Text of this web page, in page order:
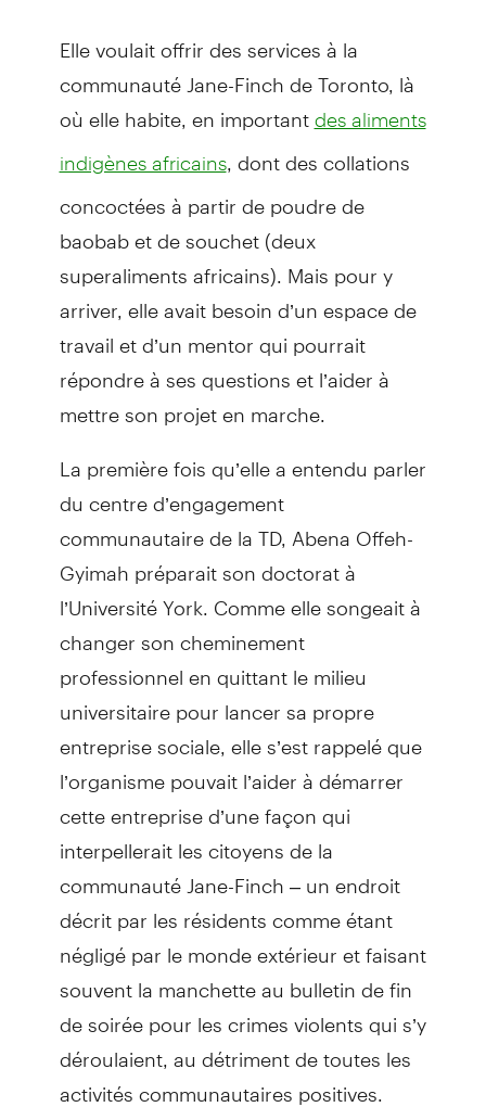
Elle voulait offrir des services à la
communauté Jane-Finch de Toronto, là
où elle habite, en important des aliments
indigènes africains, dont des collations
concoctées à partir de poudre de
baobab et de souchet (deux
superaliments africains). Mais pour y
arriver, elle avait besoin d’un espace de
travail et d’un mentor qui pourrait
répondre à ses questions et l’aider à
mettre son projet en marche.
La première fois qu’elle a entendu parler
du centre d’engagement
communautaire de la TD, Abena Offeh-
Gyimah préparait son doctorat à
l’Université York. Comme elle songeait à
changer son cheminement
professionnel en quittant le milieu
universitaire pour lancer sa propre
entreprise sociale, elle s’est rappelé que
l’organisme pouvait l’aider à démarrer
cette entreprise d’une façon qui
interpellerait les citoyens de la
communauté Jane-Finch – un endroit
décrit par les résidents comme étant
négligé par le monde extérieur et faisant
souvent la manchette au bulletin de fin
de soirée pour les crimes violents qui s’y
déroulaient, au détriment de toutes les
activités communautaires positives.